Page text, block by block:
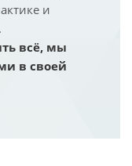
и
всё, мы
в своей